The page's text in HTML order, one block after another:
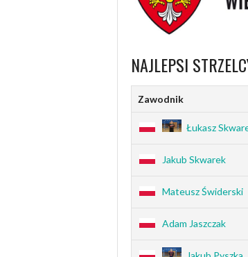
NAJLEPSI
Zawodnik
Łukasz
Jakub Skwarek
Mateusz Świderski
Adam Jaszczak